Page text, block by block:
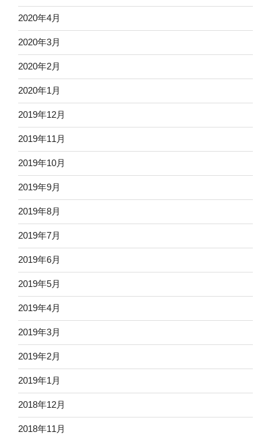
2020年4月
2020年3月
2020年2月
2020年1月
2019年12月
2019年11月
2019年10月
2019年9月
2019年8月
2019年7月
2019年6月
2019年5月
2019年4月
2019年3月
2019年2月
2019年1月
2018年12月
2018年11月